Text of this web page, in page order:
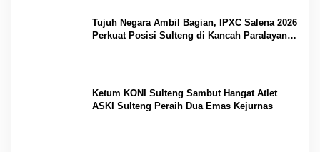
Tujuh Negara Ambil Bagian, IPXC Salena 2026
Perkuat Posisi Sulteng di Kancah Paralayang
Ketum KONI Sulteng Sambut Hangat Atlet
ASKI Sulteng Peraih Dua Emas Kejurnas